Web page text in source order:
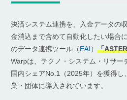
決済システム連携を、入金データの
金消込まで含めて自動化したい場合
のデータ連携ツール（EAI）「
Warpは、テクノ・システム・リサー
国内シェアNo.1（2025年）を獲得
業・団体に導入されています。